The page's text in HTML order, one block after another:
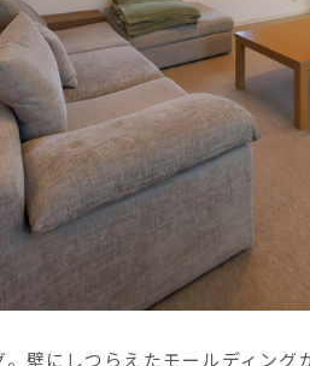
壁にしつらえたモールディン